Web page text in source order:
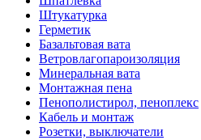
Штукатурка
Герметик
Базальтовая вата
Ветровлагопароизоляция
Минеральная вата
Монтажная пена
Пенополистирол, пеноплекс
Кабель и монтаж
Розетки, выключатели